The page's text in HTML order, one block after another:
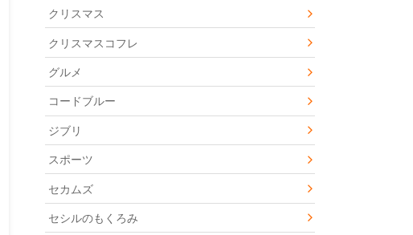
クリスマス
クリスマスコフレ
グルメ
コードブルー
ジブリ
スポーツ
セカムズ
セシルのもくろみ